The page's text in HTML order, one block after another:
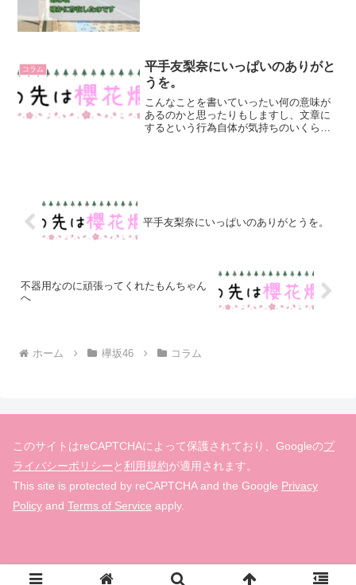
コラム
平手友梨奈にいっぱいのありがと
うを。
こんなことを書いていったい何の意味が
あるのかと思ったりもしますし、文章に
するという行為自体が気持ちのいくらか
平手友梨奈にいっぱいのありがとうを。
不器用なのに頑張ってくれたもんちゃん
へ
ホーム 欅坂46 コラム
このサイトはreCAPTCHAによって保護されており、Googleのプ
ライバシーポリシーと利用規約が適用されます。
This site is protected by reCAPTCHA and the Google Privacy
Policy and Terms of Service apply.
© 2019-2026 欅の先は櫻花爛漫.